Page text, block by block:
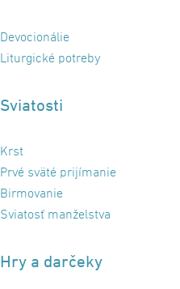
Devocionálie
Liturgické potreby
Sviatosti
Krst
Prvé sväté prijímanie
Birmovanie
Sviatosť manželstva
Hry a darčeky